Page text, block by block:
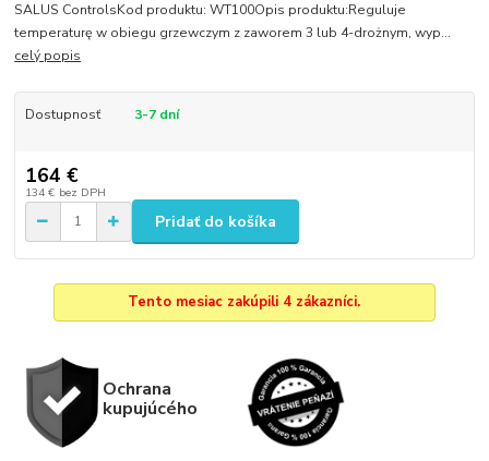
SALUS ControlsKod produktu: WT100Opis produktu:Reguluje
temperaturę w obiegu grzewczym z zaworem 3 lub 4-drożnym, wyp...
celý popis
Dostupnosť 3-7 dní
164 €
134 € bez DPH
Pridať do košíka
Tento mesiac zakúpili 4 zákazníci.
Ochrana
kupujúcého